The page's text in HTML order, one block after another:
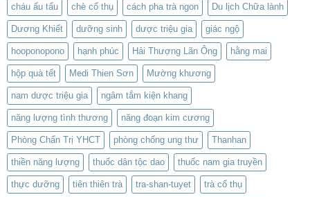
cháu ấu tẩu chè cổ thụ cách pha trà ngon Du lịch Chữa lành
Dương Khiết dưỡng sinh dược triệu gia giác ngộ
hooponopono hạnh phúc Hải Thượng Lãn Ông hằng mai
hộp quà tết Medi Thien Sơn Mường khương
nam dược triệu gia ngâm tắm kiện khang
năng lượng tình thương năng đoạn kim cương
Phòng Chẩn Trị YHCT phòng chống ung thư Thanhan
thiền năng lượng thuốc dân tộc dao thuốc nam gia truyền
thực dưỡng tiên thiên trà tra-shan-tuyet trà cổ thụ